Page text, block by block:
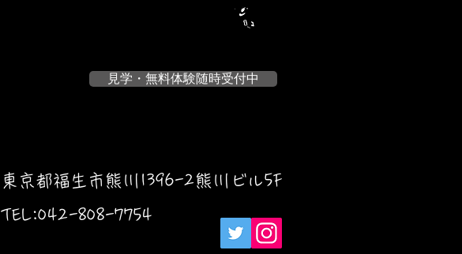
見学・無料体験随時受付中
東京都福生市熊川1396-2熊川ビル5F
TEL:042-808-7754